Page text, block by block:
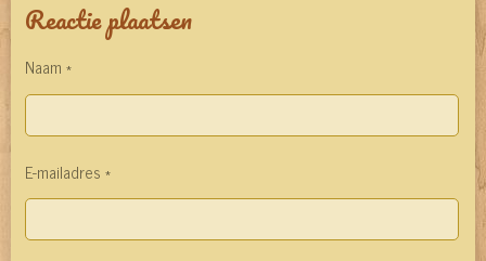
e
n
l
e
e
n
Reactie plaatsen
Naam *
E-mailadres *